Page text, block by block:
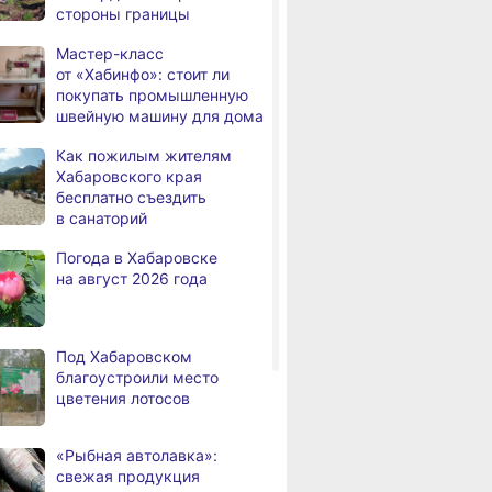
у Хабаровска достиг 423
подниматься
В администрации
Хабаровска обсудили
туристического налога
на благоустройство
За сутки в Хабаровском
человек
В трёх районах
Хабаровского края
пожарной опасности
В угледобывающем районе
стороны границы
Мастер-класс
от «Хабинфо»: стоит ли
покупать промышленную
швейную машину для дома
Как пожилым жителям
Хабаровского края
бесплатно съездить
в санаторий
Погода в Хабаровске
на август 2026 года
Под Хабаровском
благоустроили место
цветения лотосов
«Рыбная автолавка»:
свежая продукция